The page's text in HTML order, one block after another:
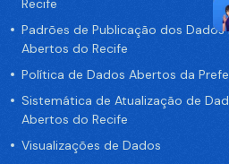
Recife
Padrões de Publicação dos
Abertos do Recife
Política de Dados Abertos da
Sistemática de Atualização de
Abertos do Recife
Visualizações de Dados